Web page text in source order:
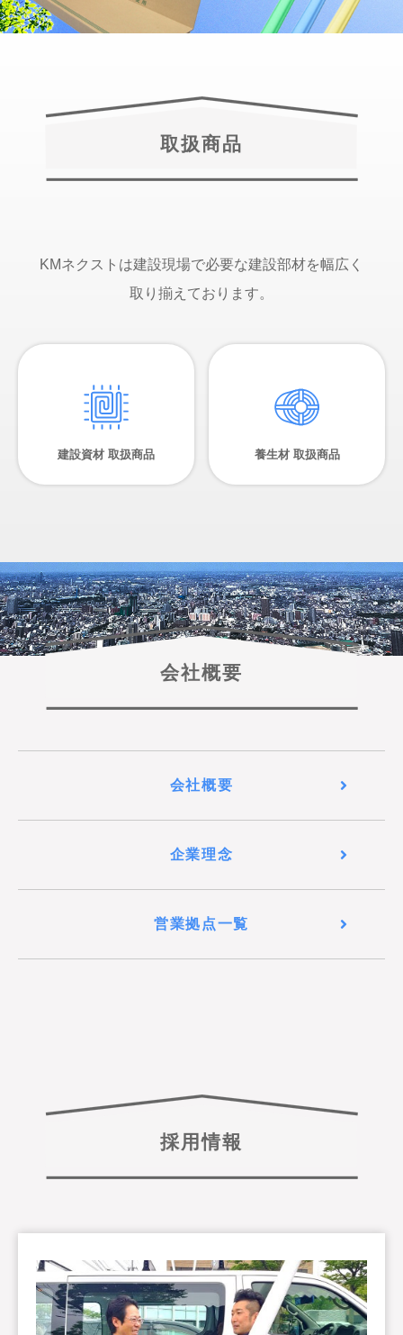
取扱商品
KMネクストは建設現場で必要な建設部材を幅広く
取り揃えております。
建設資材 取扱商品 養生材 取扱商品
会社概要
会社概要
企業理念
営業拠点一覧
採用情報